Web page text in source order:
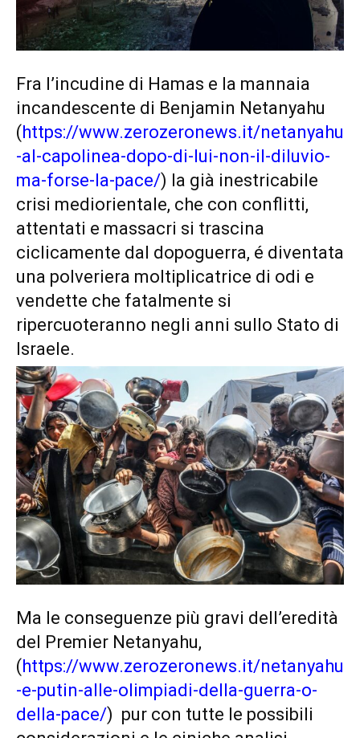
Fra l’incudine di Hamas e la mannaia
incandescente di Benjamin Netanyahu
(https://www.zerozeronews.it/netanyahu
-al-capolinea-dopo-di-lui-non-il-diluvio-
ma-forse-la-pace/) la già inestricabile
crisi mediorientale, che con conflitti,
attentati e massacri si trascina
ciclicamente dal dopoguerra, é diventata
una polveriera moltiplicatrice di odi e
vendette che fatalmente si
ripercuoteranno negli anni sullo Stato di
Israele.
Ma le conseguenze più gravi dell’eredità
del Premier Netanyahu,
(https://www.zerozeronews.it/netanyahu
-e-putin-alle-olimpiadi-della-guerra-o-
della-pace/) pur con tutte le possibili